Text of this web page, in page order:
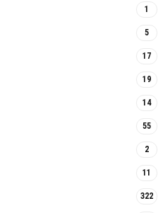
1
5
17
19
14
55
2
11
322